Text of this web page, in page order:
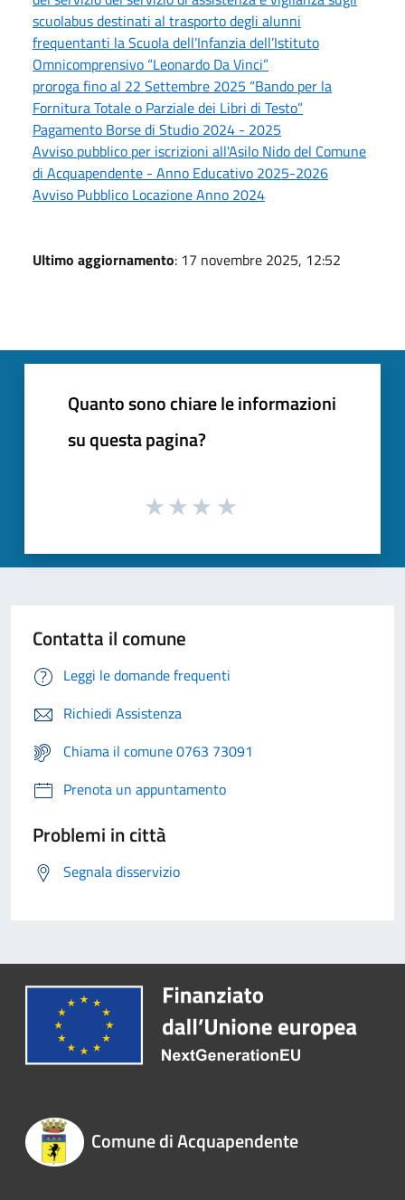
scuolabus destinati al trasporto degli alunni
frequentanti la Scuola dell’Infanzia dell’Istituto
Omnicomprensivo “Leonardo Da Vinci”
proroga fino al 22 Settembre 2025 “Bando per la
Fornitura Totale o Parziale dei Libri di Testo”
Pagamento Borse di Studio 2024 - 2025
Avviso pubblico per iscrizioni all'Asilo Nido del Comune
di Acquapendente - Anno Educativo 2025-2026
Avviso Pubblico Locazione Anno 2024
Ultimo aggiornamento: 17 novembre 2025, 12:52
Quanto sono chiare le informazioni
su questa pagina?
Contatta il comune
Leggi le domande frequenti
Richiedi Assistenza
Chiama il comune 0763 73091
Prenota un appuntamento
Problemi in città
Segnala disservizio
Comune di Acquapendente